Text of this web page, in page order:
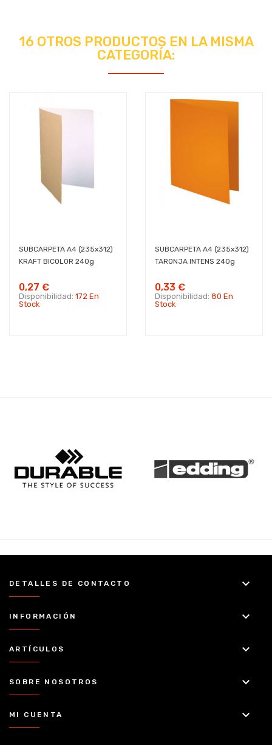
16 OTROS PRODUCTOS EN LA MISMA
CATEGORÍA:
SUBCARPETA A4 (235x312)
KRAFT BICOLOR 240g
0,27 €
Disponibilidad: 172 En
Stock
SUBCARPETA A4 (235x312)
TARONJA INTENS 240g
0,33 €
Disponibilidad: 80 En
Stock
DETALLES DE CONTACTO keyboard_arrow_down
INFORMACIÓN keyboard_arrow_down
ARTÍCULOS keyboard_arrow_down
SOBRE NOSOTROS keyboard_arrow_down
MI CUENTA keyboard_arrow_down